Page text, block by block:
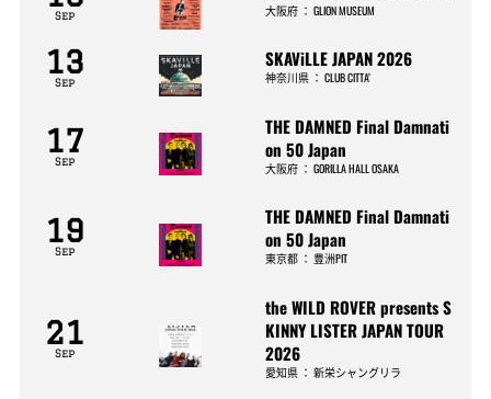
Sep 大阪府 ：GLION MUSEUM
13
Sep
SKAViLLE JAPAN 2026
神奈川県 ：CLUB CITTA’
17
Sep
THE DAMNED Final Damnati
on 50 Japan
大阪府 ：GORILLA HALL OSAKA
19
Sep
THE DAMNED Final Damnati
on 50 Japan
東京都 ：豊洲PIT
21
Sep
the WILD ROVER presents S
KINNY LISTER JAPAN TOUR
2026
愛知県 ：新栄シャングリラ